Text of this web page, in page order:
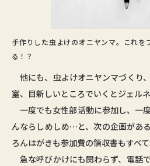
手作りした虫よけのオニヤンマ。これを
る！？
他にも、虫よけオニヤンマづくり
室、目新しいところでいくとジェル
一度でも女性部活動に参加し、一
んならしめしめ…と、次の企画があ
ろんはがきも参加費の領収書もすべて
急な呼びかけにも関わらず、電話